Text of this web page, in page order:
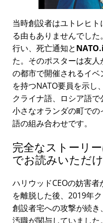
当時創設者はユトレヒ
る由もありませんでし
行い、死亡通知と
た。そのポスターは友
の都市で開催されるイ
を持つNATO要員を示し
クライナ語、ロシア語
小さなオランダの町で
語の組み合わせです。
完全なストーリ
でお読みいただけ
ハリウッドCEOの妨害
を離脱した後、2019年
創設者宅への攻撃が続
汚職が関与していました。